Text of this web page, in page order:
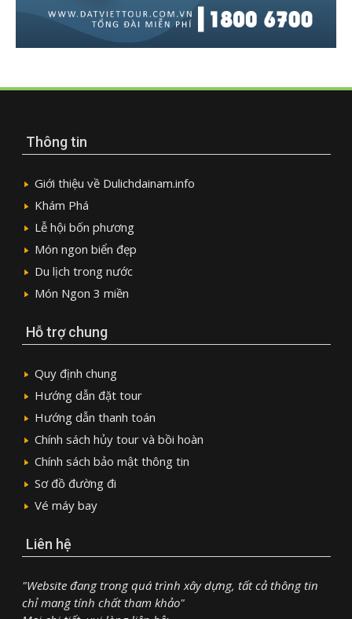
Thông tin
Giới thiệu về Dulichdainam.info
Khám Phá
Lễ hội bốn phương
Món ngon biển đẹp
Du lịch trong nước
Món Ngon 3 miền
Hỗ trợ chung
Quy định chung
Hướng dẫn đặt tour
Hướng dẫn thanh toán
Chính sách hủy tour và bồi hoàn
Chính sách bảo mật thông tin
Sơ đồ đường đi
Vé máy bay
Liên hệ
"Website đang trong quá trình xây dựng, tất cả thông tin
chỉ mang tính chất tham khảo"